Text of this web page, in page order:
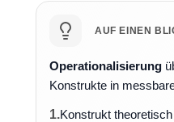
AUF EINEN
Operationalisierung
Konstrukte in
1.Konstrukt